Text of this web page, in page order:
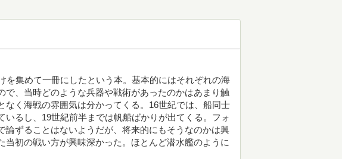
を集めて一冊にしたという本。基本的にはそれぞれの海
で、当時どのような兵器や戦術があったのかはあまり触
く海戦の雰囲気は分かってくる。16世紀では、船同士
いるし、19世紀前半までは帆船ばかりが出てくる。フォ
論ずることはないようだが、将来的にもそうなのかは興
初の戦い方が興味深かった。ほとんど潜水艦のように